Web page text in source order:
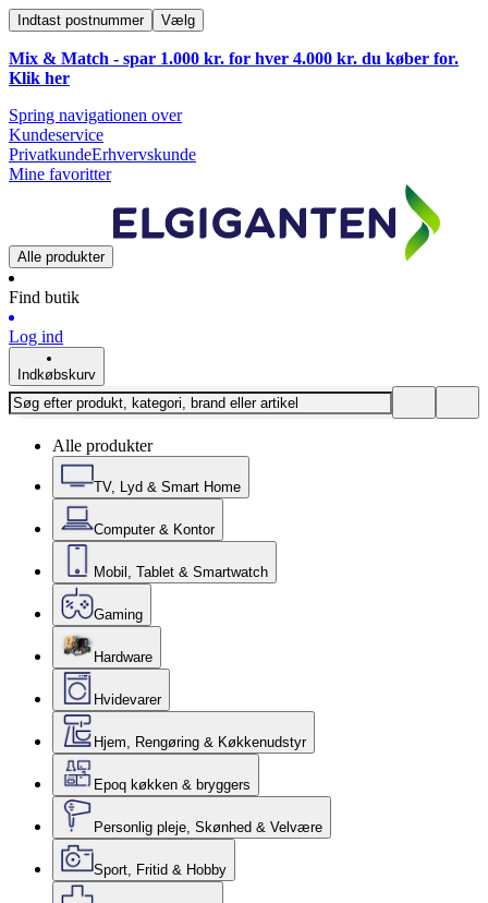
Indtast postnummer Vælg
Mix & Match - spar 1.000 kr. for hver 4.000 kr. du køber for.
Klik her
Spring navigationen over
Kundeservice
PrivatkundeErhvervskunde
Mine favoritter
Alle produkter
Find butik
Log ind
Indkøbskurv
Alle produkter
TV, Lyd & Smart Home
Computer & Kontor
Mobil, Tablet & Smartwatch
Gaming
Hardware
Hvidevarer
Hjem, Rengøring & Køkkenudstyr
Epoq køkken & bryggers
Personlig pleje, Skønhed & Velvære
Sport, Fritid & Hobby